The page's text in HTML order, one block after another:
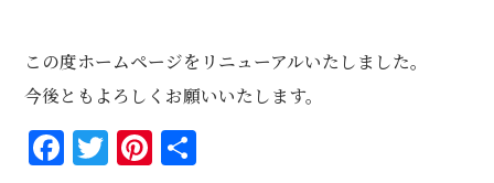
この度ホームページをリニューアルいたしました。
今後ともよろしくお願いいたします。
Facebook
TwitterPinterest